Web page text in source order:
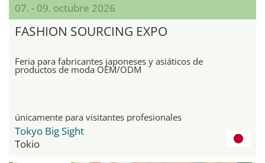
07. - 09. octubre 2026
FASHION SOURCING EXPO
Feria para fabricantes japoneses y asiáticos de
productos de moda OEM/ODM
únicamente para visitantes profesionales
Tokyo Big Sight
Tokio